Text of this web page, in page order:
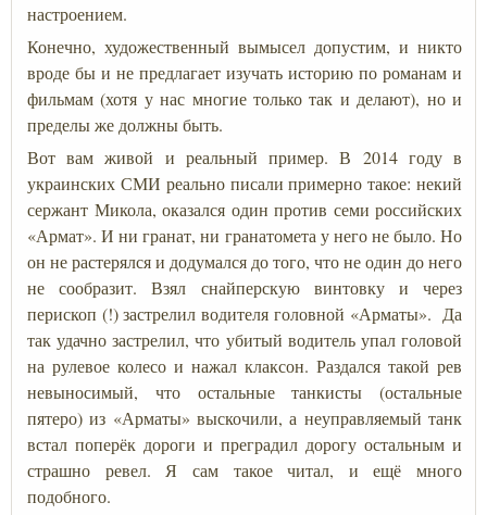
настроением.
Конечно, художественный вымысел допустим, и никто
вроде бы и не предлагает изучать историю по романам и
фильмам (хотя у нас многие только так и делают), но и
пределы же должны быть.
Вот вам живой и реальный пример. В 2014 году в
украинских СМИ реально писали примерно такое: некий
сержант Микола, оказался один против семи российских
«Армат». И ни гранат, ни гранатомета у него не было. Но
он не растерялся и додумался до того, что не один до него
не сообразит. Взял снайперскую винтовку и через
перископ (!) застрелил водителя головной «Арматы». Да
так удачно застрелил, что убитый водитель упал головой
на рулевое колесо и нажал клаксон. Раздался такой рев
невыносимый, что остальные танкисты (остальные
пятеро) из «Арматы» выскочили, а неуправляемый танк
встал поперёк дороги и преградил дорогу остальным и
страшно ревел. Я сам такое читал, и ещё много
подобного.